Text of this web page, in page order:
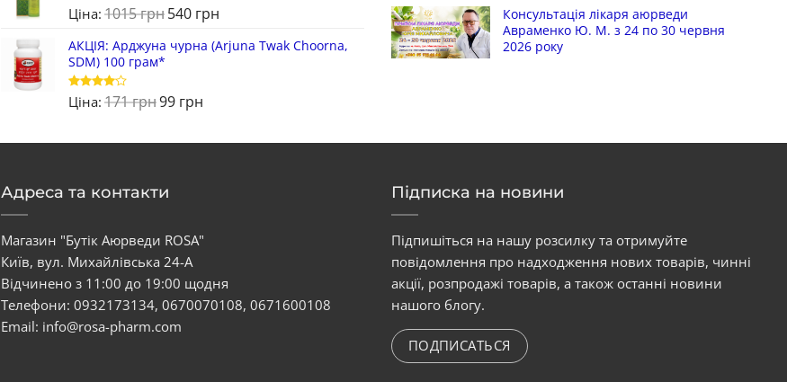
Ціна: 1015грн540 грн
АКЦІЯ: Арджуна чурна (Arjuna Twak Choorna,
SDM) 100 грам*
Оцінено
в4 з 5
Ціна: 171грн99 грн
Консультація лікаря аюрведи
Авраменко Ю. М. з 24 по 30 червня
2026 року
Адреса та контакти
Магазин "Бутік Аюрведи ROSA"
Київ, вул. Михайлівська 24-А
Відчинено з 11:00 до 19:00 щодня
Телефони:0932173134,0670070108,0671600108
Email: info@rosa-pharm.com
Підписка на новини
Підпишіться на нашу розсилку та отримуйте
повідомлення про надходження нових товарів, чинні
акції, розпродажі товарів, а також останні новини
нашого блогу.
ПОДПИСАТЬСЯ